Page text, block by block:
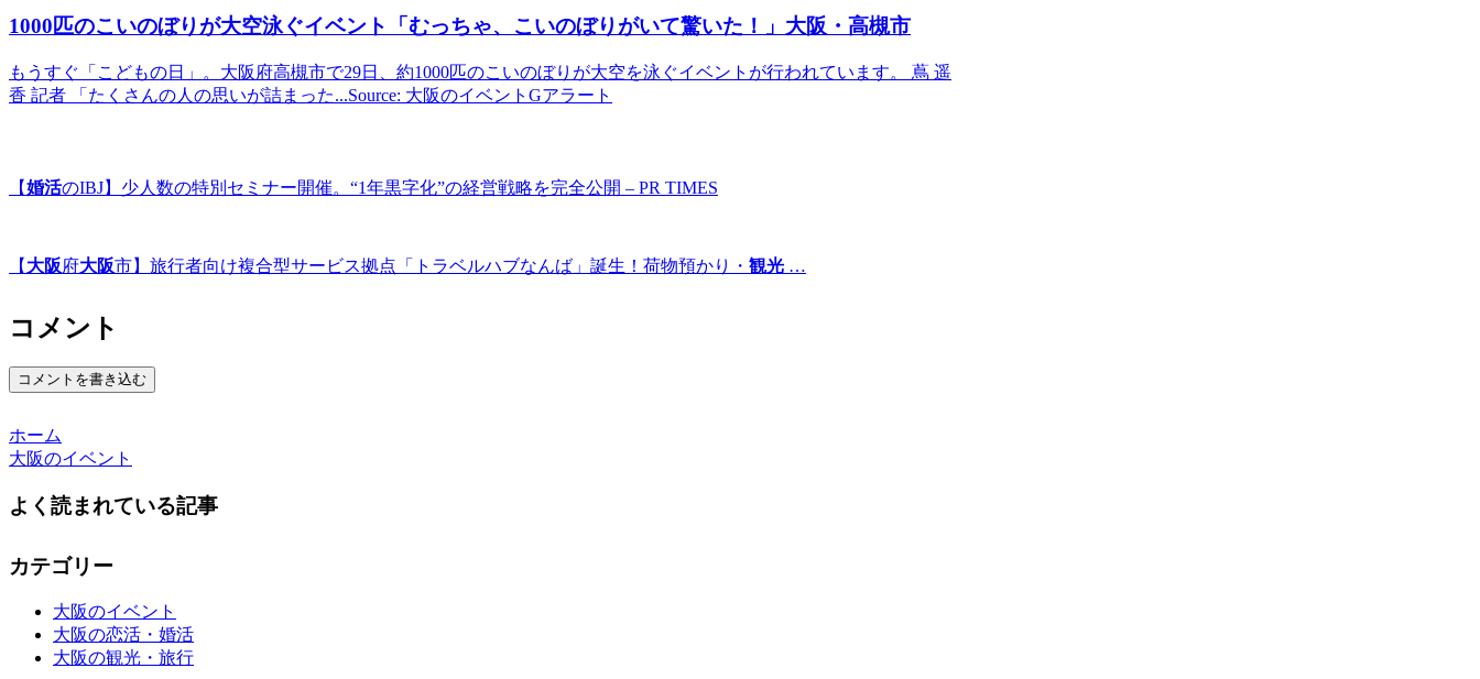
1000匹のこいのぼりが大空泳ぐイベント 「むっちゃ、こいのぼりがいて驚いた！」 大阪 ・高槻市
もうすぐ「こどもの日」。大阪府高槻市で29日、約1000匹のこいのぼりが大空を泳ぐイベントが行われています。 蔦 遥
香 記者 「たくさんの人の思いが詰まった...Source: 大阪のイベントGアラート
【婚活のIBJ】少人数の特別セミナー開催。“1年黒字化”の経営戦略を完全公開 – PR TIMES
【 大阪府大阪市】旅行者向け複合型サービス拠点「トラベルハブなんば」誕生！荷物預かり・ 観光 …
コメント
コメントを書き込む
ホーム
大阪のイベント
よく読まれている記事
カテゴリー
大阪のイベント
大阪の恋活・婚活
大阪の観光・旅行